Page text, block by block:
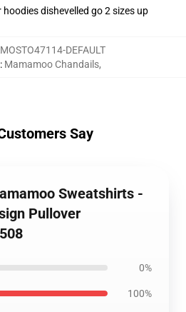
dishevelled go 2 sizes up
DEFAULT
: Mamamoo Chandails,
Say
Sweatshirts -
Pullover
0%
100%